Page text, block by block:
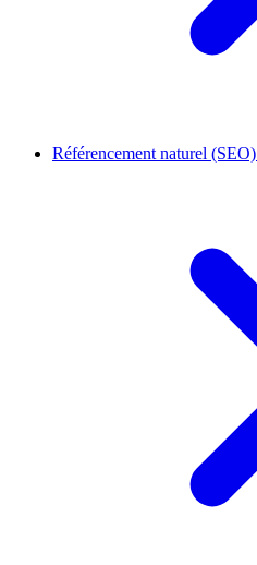
Référencement naturel (SEO)